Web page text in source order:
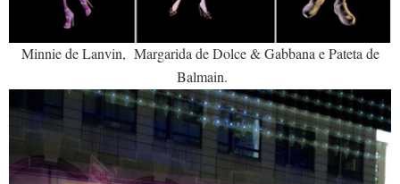
Minnie de Lanvin, Margarida de Dolce & Gabbana e Pateta de
Balmain.